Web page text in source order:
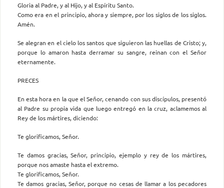
Gloria al Padre, y al Hijo, y al Espíritu Santo.
Como era en el principio, ahora y siempre, por los siglos de los siglos.
Amén.
Se alegran en el cielo los santos que siguieron las huellas de Cristo; y,
porque lo amaron hasta derramar su sangre, reinan con el Señor
eternamente.
PRECES
En esta hora en la que el Señor, cenando con sus discípulos, presentó
al Padre su propia vida que luego entregó en la cruz, aclamemos al
Rey de los mártires, diciendo:
Te glorificamos, Señor.
Te damos gracias, Señor, principio, ejemplo y rey de los mártires,
porque nos amaste hasta el extremo.
Te glorificamos, Señor.
Te damos gracias, Señor, porque no cesas de llamar a los pecadores